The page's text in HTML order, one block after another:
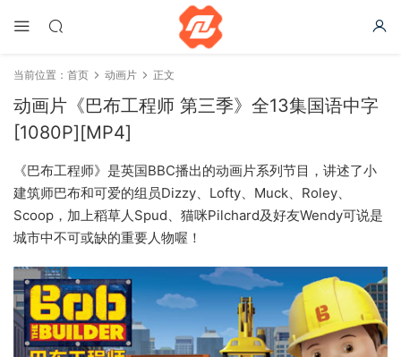
当前位置： 首页 动画片 正文
动画片《巴布工程师 第三季》全13集国语中字
[1080P][MP4]
《巴布工程师》是英国BBC播出的动画片系列节目，讲述了小
建筑师巴布和可爱的组员Dizzy、Lofty、Muck、Roley、
Scoop，加上稻草人Spud、猫咪Pilchard及好友Wendy可说是
城市中不可或缺的重要人物喔！